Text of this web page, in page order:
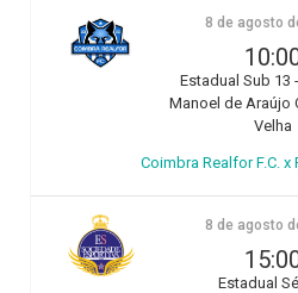
8 de agosto
Estadual Sub 13
Manoel de Araújo
Velha
Coimbra Realfor F.C. x
8 de agosto
Estadual